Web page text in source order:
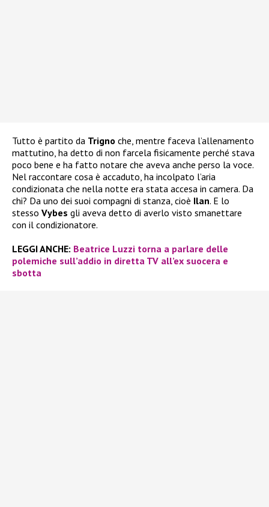
Tutto è partito da Trigno che, mentre faceva l’allenamento
mattutino, ha detto di non farcela fisicamente perché stava
poco bene e ha fatto notare che aveva anche perso la voce.
Nel raccontare cosa è accaduto, ha incolpato l’aria
condizionata che nella notte era stata accesa in camera. Da
chi? Da uno dei suoi compagni di stanza, cioè Ilan. E lo
stesso Vybes gli aveva detto di averlo visto smanettare
con il condizionatore.
LEGGI ANCHE: Beatrice Luzzi torna a parlare delle
polemiche sull’addio in diretta TV all’ex suocera e
sbotta